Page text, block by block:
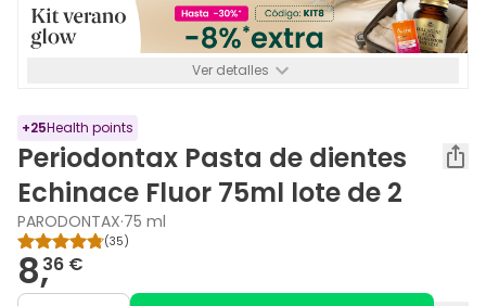
Ver detalles
+25Health points
Periodontax Pasta de dientes
Echinace Fluor 75ml lote de 2
PARODONTAX·75 ml
(35)
8,36 €